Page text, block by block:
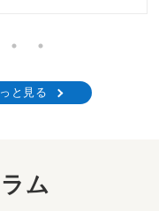
と見る
ム